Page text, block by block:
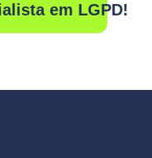
em LGPD!